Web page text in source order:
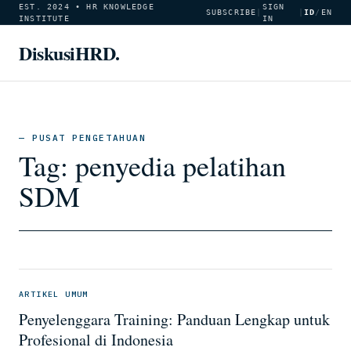
EST. 2024 • HR KNOWLEDGE
INSTITUTE
SUBSCRIBE
SIGN
IN
ID/ EN
DiskusiHRD.
— PUSAT PENGETAHUAN
Tag: penyedia pelatihan
SDM
ARTIKEL UMUM
Penyelenggara Training: Panduan Lengkap untuk
Profesional di Indonesia